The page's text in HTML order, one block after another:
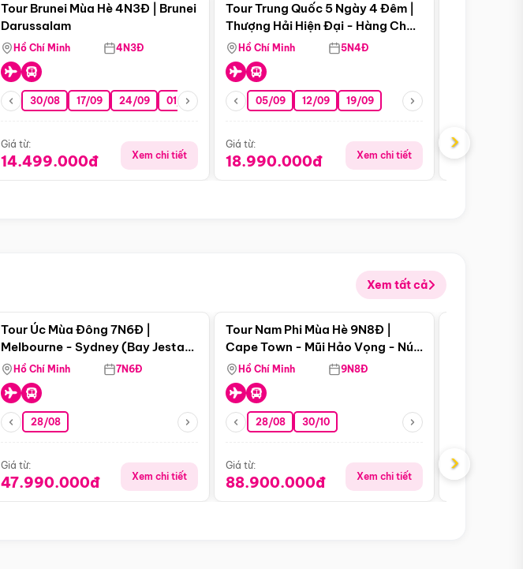
Tour Brunei Mùa Hè 4N3Đ | Brunei
Darussalam
Hồ Chí Minh 4N3Đ
30/08 17/09 24/09 01/10 15/10 29/10
Giá từ:
14.499.000đ Xem chi tiết
Tour Trung Quốc 5 Ngày 4 Đêm |
Thượng Hải Hiện Đại - Hàng Châu
Nên Thơ - Ô Trấn Cổ Kính
Hồ Chí Minh 5N4Đ
05/09 12/09 19/09
Giá từ:
18.990.000đ Xem chi tiết
Giá từ:
›
Xem tất cả
Tour Úc Mùa Đông 7N6Đ |
Melbourne - Sydney (Bay Jestar
Airways)
Hồ Chí Minh 7N6Đ
28/08
Giá từ:
47.990.000đ Xem chi tiết
Điểm nổi bật
Tour Nam Phi Mùa Hè 9N8Đ |
Cape Town - Mũi Hảo Vọng - Núi
Bàn - Johannesburg - Pretoria -
Safari - Lodge
Hồ Chí Minh 9N8Đ
28/08 30/10
Giá từ:
88.900.000đ Xem chi tiết
Giá từ:
›